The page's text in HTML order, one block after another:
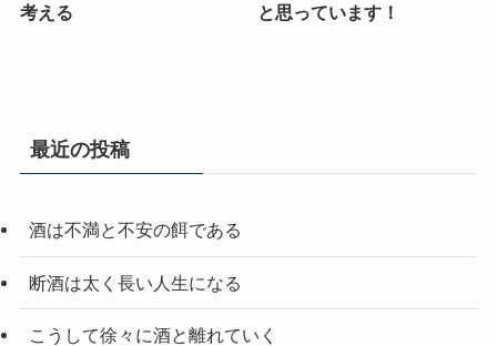
考える
と思っています！
最近の投稿
酒は不満と不安の餌である
断酒は太く長い人生になる
こうして徐々に酒と離れていく